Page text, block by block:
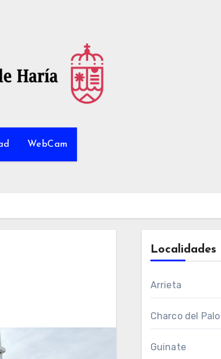
WebCam
Localidades
Arrieta
Charco del Palo
Guinate